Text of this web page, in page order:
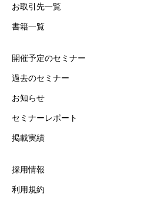
お取引先一覧
書籍一覧
開催予定のセミナー
過去のセミナー
お知らせ
セミナーレポート
掲載実績
採用情報
利用規約